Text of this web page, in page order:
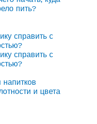
пить?
справить с
справить с
и цвета